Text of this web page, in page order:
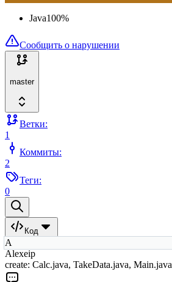
Java100%
Сообщить о нарушении
master
Ветки:
1
Коммиты:
2
Теги:
0
Код
A
Alexeip
create: Calc.java, TakeData.java, Main.java